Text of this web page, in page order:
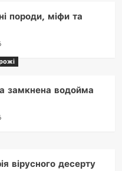
породи, міфи та
замкнена водойма
вірусного десерту